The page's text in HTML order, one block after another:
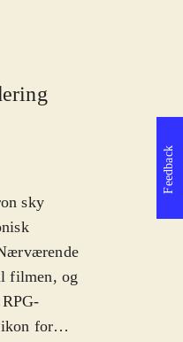
sky
filmen, og
for
Feedback